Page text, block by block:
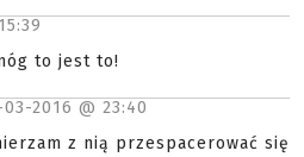
15:39
to jest to!
2016 @ 23:40
z nią przespacerować się